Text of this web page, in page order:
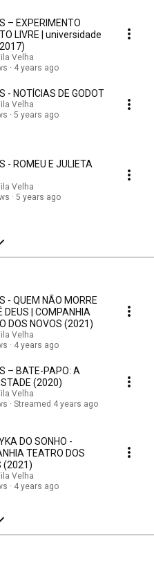
– EXPERIMENTO
LIVRE | universidade
Velha
4 years ago
PALCOS - NOTÍCIAS DE GODOT
Velha
5 years ago
- ROMEU E JULIETA
Velha
5 years ago
- QUEM NÃO MORRE
DEUS | COMPANHIA
DOS NOVOS (2021)
Velha
4 years ago
– BATE-PAPO: A
(2020)
Velha
Streamed 4 years ago
DO SONHO -
TEATRO DOS
(2021)
Velha
4 years ago